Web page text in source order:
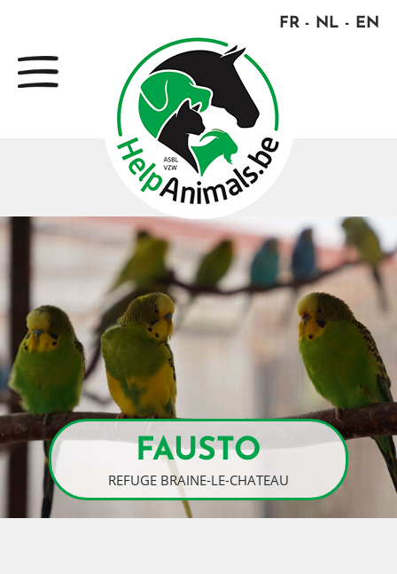
FR NL EN
FAUSTO
REFUGE BRAINE-LE-CHATEAU